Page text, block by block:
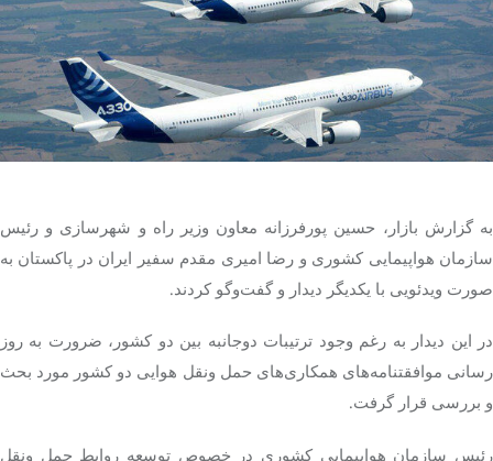
تک کده
پایگاه خبری آبان
خرید موتور ایمپلنت
به گزارش بازار، حسین پورفرزانه معاون وزیر راه و شهرسازی و رئیس
سازمان هواپیمایی کشوری و رضا امیری مقدم سفیر ایران در پاکستان به
صورت ویدئویی با یکدیگر دیدار و گفت‌وگو کردند.
در این دیدار به رغم وجود ترتیبات دوجانبه بین دو کشور، ضرورت به روز
رسانی موافقتنامه‌های همکاری‌های حمل ونقل هوایی دو کشور مورد بحث
و بررسی قرار گرفت.
رئیس سازمان هواپیمایی کشوری در خصوص توسعه روابط حمل ونقل